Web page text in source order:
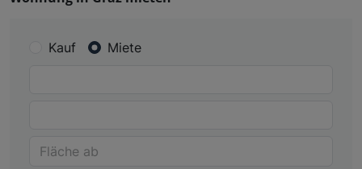
Kauf Miete